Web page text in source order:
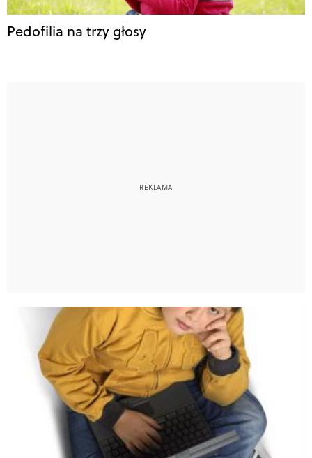
Pedofilia na trzy głosy